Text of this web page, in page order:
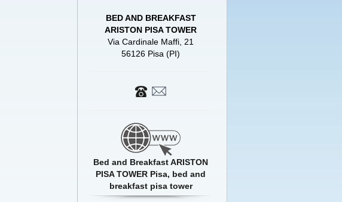
BED AND BREAKFAST
ARISTON PISA TOWER
Via Cardinale Maffi, 21
56126 Pisa (PI)
Bed and Breakfast ARISTON
PISA TOWER Pisa, bed and
breakfast pisa tower